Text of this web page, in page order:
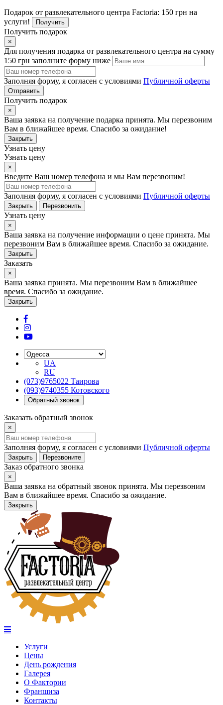
Подарок от развлекательного центра Factoria: 150 грн на
услуги!
Получить
Получить подарок
×
Для получения подарка от развлекательного центра на сумму
150 грн заполните форму ниже
Заполняя форму, я согласен с условиями Публичной оферты
Отправить
Получить подарок
×
Ваша заявка на получение подарка принята. Мы перезвоним
Вам в ближайшее время. Спасибо за ожидание!
Закрыть
Узнать цену
Узнать цену
×
Введите Ваш номер телефона и мы Вам перезвоним!
Заполняя форму, я согласен с условиями Публичной оферты
Закрыть Перезвонить
Узнать цену
×
Ваша заявка на получение информации о цене принята. Мы
перезвоним Вам в ближайшее время. Спасибо за ожидание.
Закрыть
Заказать
×
Ваша заявка принята. Мы перезвоним Вам в ближайшее
время. Спасибо за ожидание.
Закрыть
UA
RU
(073)9765022 Таирова
(093)9740355 Котовского
Обратный звонок
Заказать обратный звонок
×
Заполняя форму, я согласен с условиями Публичной оферты
Закрыть Перезвоните
Заказ обратного звонка
×
Ваша заявка на обратный звонок принята. Мы перезвоним
Вам в ближайшее время. Спасибо за ожидание.
Закрыть
Услуги
Цены
День рождения
Галерея
О Фактории
Франшиза
Контакты